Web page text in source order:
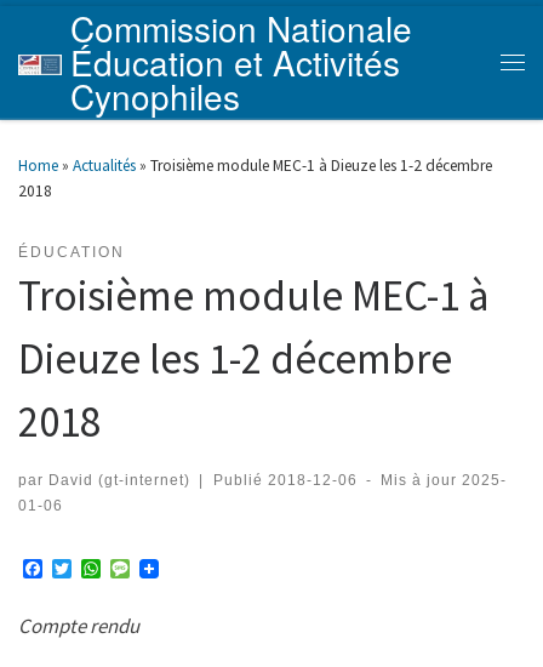
Skip to content
Commission Nationale
Éducation et Activités
Cynophiles
Home » Actualités » Troisième module MEC-1 à Dieuze les 1-2 décembre
2018
ÉDUCATION
Troisième module MEC-1 à
Dieuze les 1-2 décembre
2018
par David (gt-internet) Publié 2018-12-06 - Mis à jour 2025-
01-06
e
T
t
W
t
M
s
Compte rendu